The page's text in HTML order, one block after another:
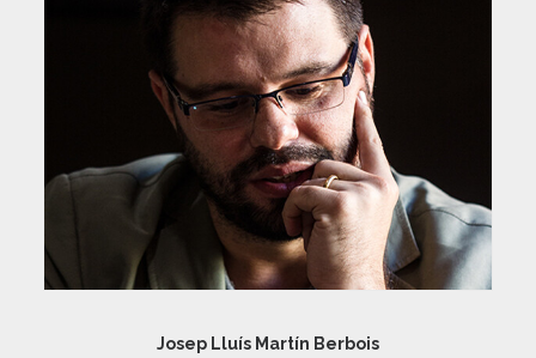
Josep Lluís Martín Berbois